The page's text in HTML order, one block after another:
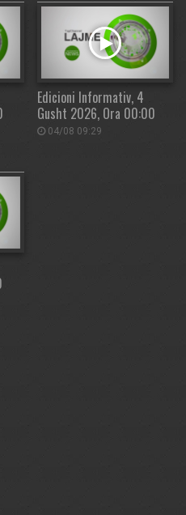
Edicioni Informativ, 4
Gusht 2026, Ora 00:00
04/08 09:29